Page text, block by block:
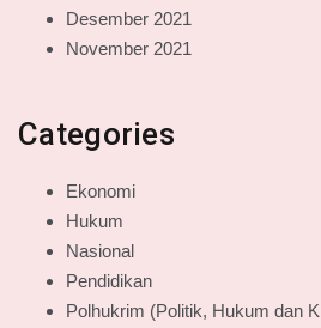
Desember 2021
November 2021
Categories
Ekonomi
Hukum
Nasional
Pendidikan
Polhukrim (Politik, Hukum dan